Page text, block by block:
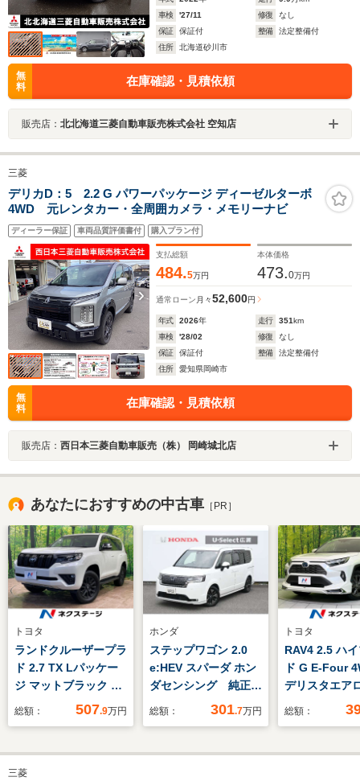
車検
'27/11 修復
なし
保証
保証付 整備
法定整備付
住所
北海道砂川市
無
料
在庫確認・見積依頼
販売店： 北北海道三菱自動車販売株式会社 空知店
三菱
デリカD：5 2.2 G パワーパッケージ ディーゼルターボ
4WD 元レンタカー・全周囲カメラ・メモリーナビ
ディーラー保証 車両品質評価書付 購入プラン付
支払総額
484.5万円
本体価格
473.0万円
通常ローン 月々52,600円
年式 2026年 走行 351km
車検
'28/02 修復
なし
保証
保証付 整備
法定整備付
住所
愛知県岡崎市
無
料
在庫確認・見積依頼
販売店： 西日本三菱自動車販売（株） 岡崎城北店
あなたにおすすめの中古車 ［PR］
トヨタ
ランドクルーザープラ
ド 2.7 TX Lパッケー
ジ マットブラック エ
ディション 4WD 純正
煙車 レーダークルー
ズコントロール クリ
総額： 507.9万円
ホンダ
ステップワゴン 2.0
e:HEV スパーダ ホン
ダセンシング 純正
8INナビ Rカメラ
ー オットマン LED
総額： 301.7万円
トヨタ
RAV4 2.5 ハ
ド G E-Four
デリスタエ
4WD 100V
ズ 電動リア
総額：
三菱